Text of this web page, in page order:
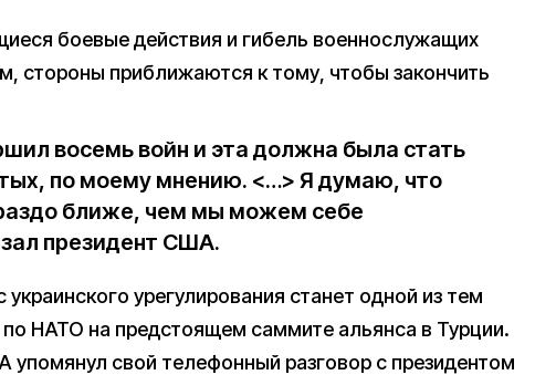
боевые действия и гибель военнослужащих
стороны приближаются к тому, чтобы закончить
восемь войн и эта должна была стать
по моему мнению. <…> Я думаю, что
ближе, чем мы можем себе
президент США.
урегулирования станет одной из тем
НАТО на предстоящем саммите альянса в Турции.
упомянул свой телефонный разговор с президентом